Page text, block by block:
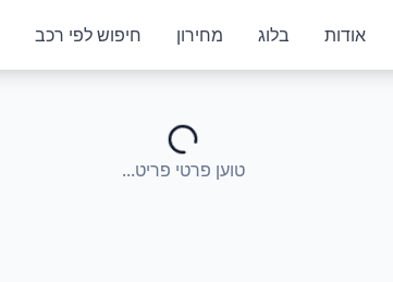
אודות בלוג מחירון חיפוש לפי רכב
טוען פרטי פריט...